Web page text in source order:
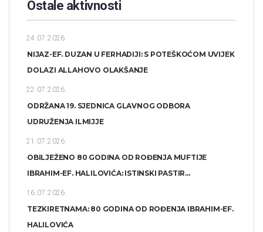
Ostale aktivnosti
24.07.2026.
NIJAZ-EF. DUZAN U FERHADIJI: S POTEŠKOĆOM UVIJEK
DOLAZI ALLAHOVO OLAKŠANJE
22.07.2026.
ODRŽANA 19. SJEDNICA GLAVNOG ODBORA
UDRUŽENJA ILMIJJE
21.07.2026.
OBILJEŽENO 80 GODINA OD ROĐENJA MUFTIJE
IBRAHIM-EF. HALILOVIĆA: ISTINSKI PASTIR...
16.07.2026.
TEZKIRETNAMA: 80 GODINA OD ROĐENJA IBRAHIM-EF.
HALILOVIĆA